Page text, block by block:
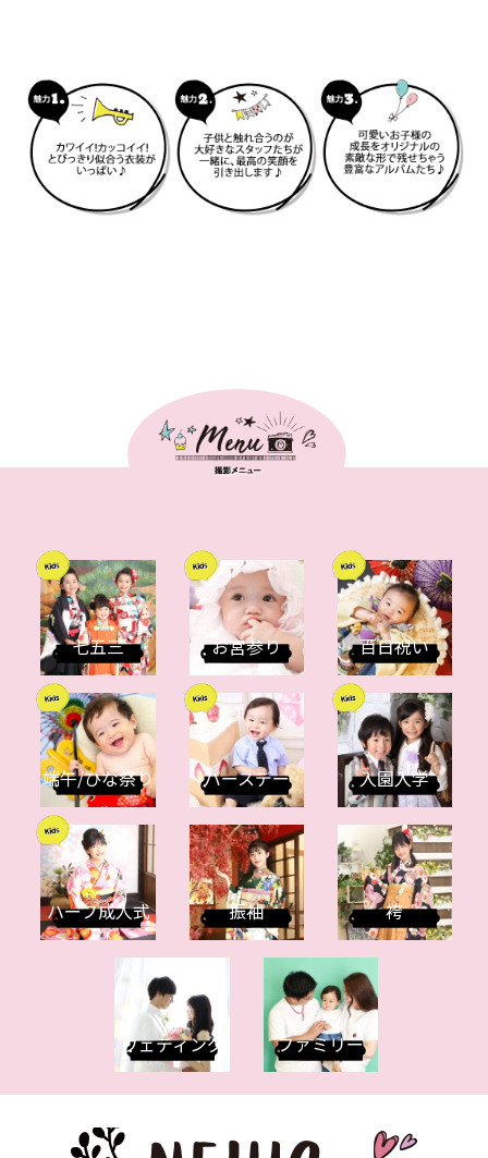
七五三 お宮参り 百日祝い
端午/ひな祭り バースデー 入園入学
ハーフ成人式 振袖 袴
ウェディング ファミリー